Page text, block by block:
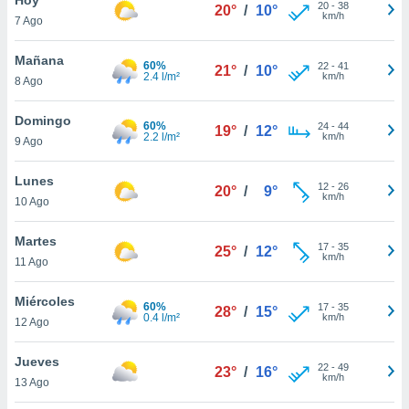
en
más
nuestra
de
cookies
aceptar
7 Ago
20° / 10° 20- 38
km/h
Mañana
8 Ago
60%
2.4 l/m²
21° / 10° 22- 41
km/h
Domingo
9 Ago
60%
2.2 l/m²
19° / 12° 24- 44
km/h
Lunes
10 Ago
20° / 9° 12- 26
km/h
Martes
11 Ago
25° / 12° 17- 35
km/h
Miércoles
12 Ago
60%
0.4 l/m²
28° / 15° 17- 35
km/h
Jueves
13 Ago
23° / 16° 22- 49
km/h